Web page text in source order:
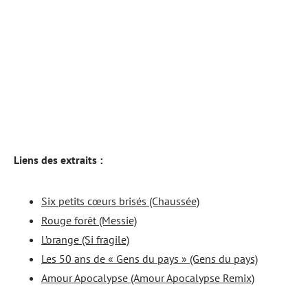
Liens des extraits :
Six petits cœurs brisés (Chaussée)
Rouge forêt (Messie)
L’orange (Si fragile)
Les 50 ans de « Gens du pays » (Gens du pays)
Amour Apocalypse (Amour Apocalypse Remix)